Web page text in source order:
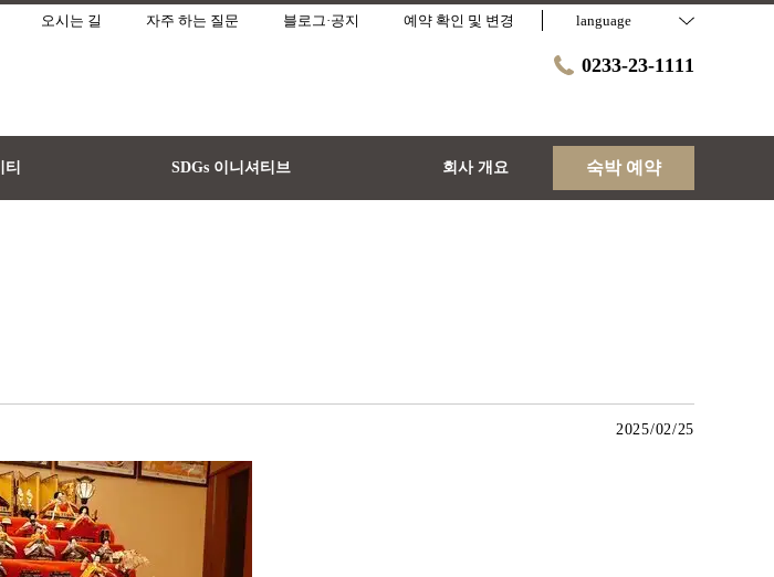
오시는 길 자주 하는 질문 블로그·공지 예약 확인 및 변경 language
0233-23-1111
SDGs 이니셔티브 회사 개요 숙박 예약
2025/02/25